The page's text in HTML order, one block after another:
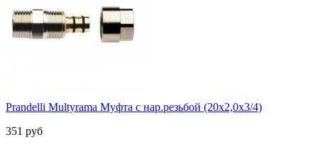
Prandelli Multyrama Муфта с нар.резьбой (20х2,0х3/4)
351 руб